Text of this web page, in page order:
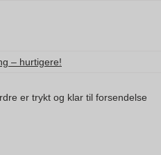
– hurtigere!
er trykt og klar til forsendelse